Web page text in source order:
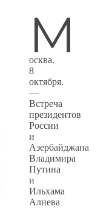
М
осква.
8
октября.
—
Встреча
президентов
России
и
Азербайджана
Владимира
Путина
и
Ильхама
Алиева